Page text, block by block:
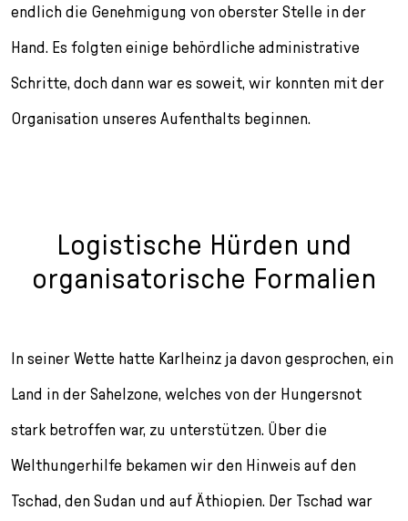
endlich die Genehmigung von oberster Stelle in der
Hand. Es folgten einige behördliche administrative
Schritte, doch dann war es soweit, wir konnten mit der
Organisation unseres Aufenthalts beginnen.
Logistische Hürden und
organisatorische Formalien
In seiner Wette hatte Karlheinz ja davon gesprochen, ein
Land in der Sahelzone, welches von der Hungersnot
stark betroffen war, zu unterstützen. Über die
Welthungerhilfe bekamen wir den Hinweis auf den
Tschad, den Sudan und auf Äthiopien. Der Tschad war